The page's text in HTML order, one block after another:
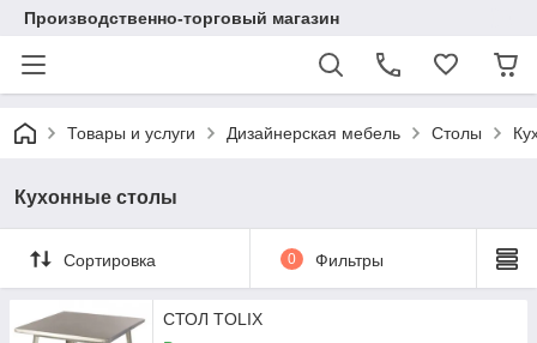
Производственно-торговый магазин
Товары и услуги Дизайнерская мебель Столы
Кухонные столы
Сортировка 0 Фильтры
СТОЛ TOLIX